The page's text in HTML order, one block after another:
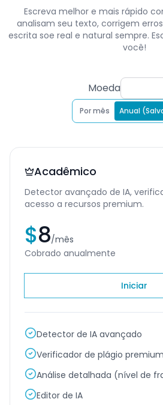
Escreva melhor e mais rápido
analisam seu texto, corrigem
escrita soe real e natural sempre.
você!
Por mês Anual
Moeda
Acadêmico
Detector avançado de IA,
acesso a recursos premium.
$8/mês
Cobrado anualmente
Iniciar
Detector de IA avançado
Verificador de plágio premium
Análise detalhada (nível de
Editor de IA